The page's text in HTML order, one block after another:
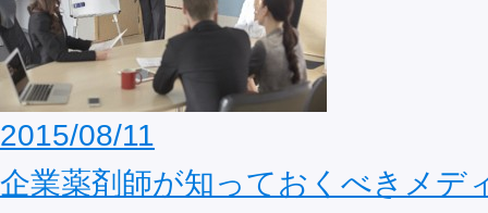
2015/08/11
企業薬剤師が知っておくべきメデ